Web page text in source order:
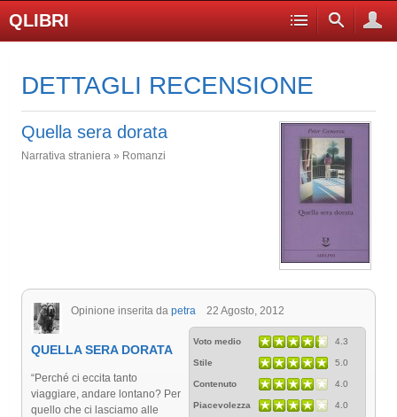
QLIBRI
DETTAGLI RECENSIONE
Quella sera dorata
Narrativa straniera » Romanzi
Opinione inserita da petra 22 Agosto, 2012
Voto medio 4.3
Stile 5.0
Contenuto 4.0
Piacevolezza 4.0
QUELLA SERA DORATA
“Perché ci eccita tanto
viaggiare, andare lontano? Per
quello che ci lasciamo alle